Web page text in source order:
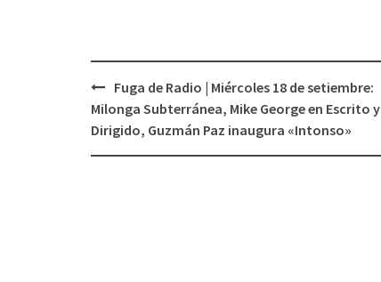
Navegación
de
entradas
Fuga de Radio | Miércoles 18 de setiembre:
Milonga Subterránea, Mike George en Escrito y
Dirigido, Guzmán Paz inaugura «Intonso»